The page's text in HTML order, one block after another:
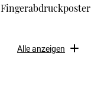
Fingerabdruckposter
Alle anzeigen